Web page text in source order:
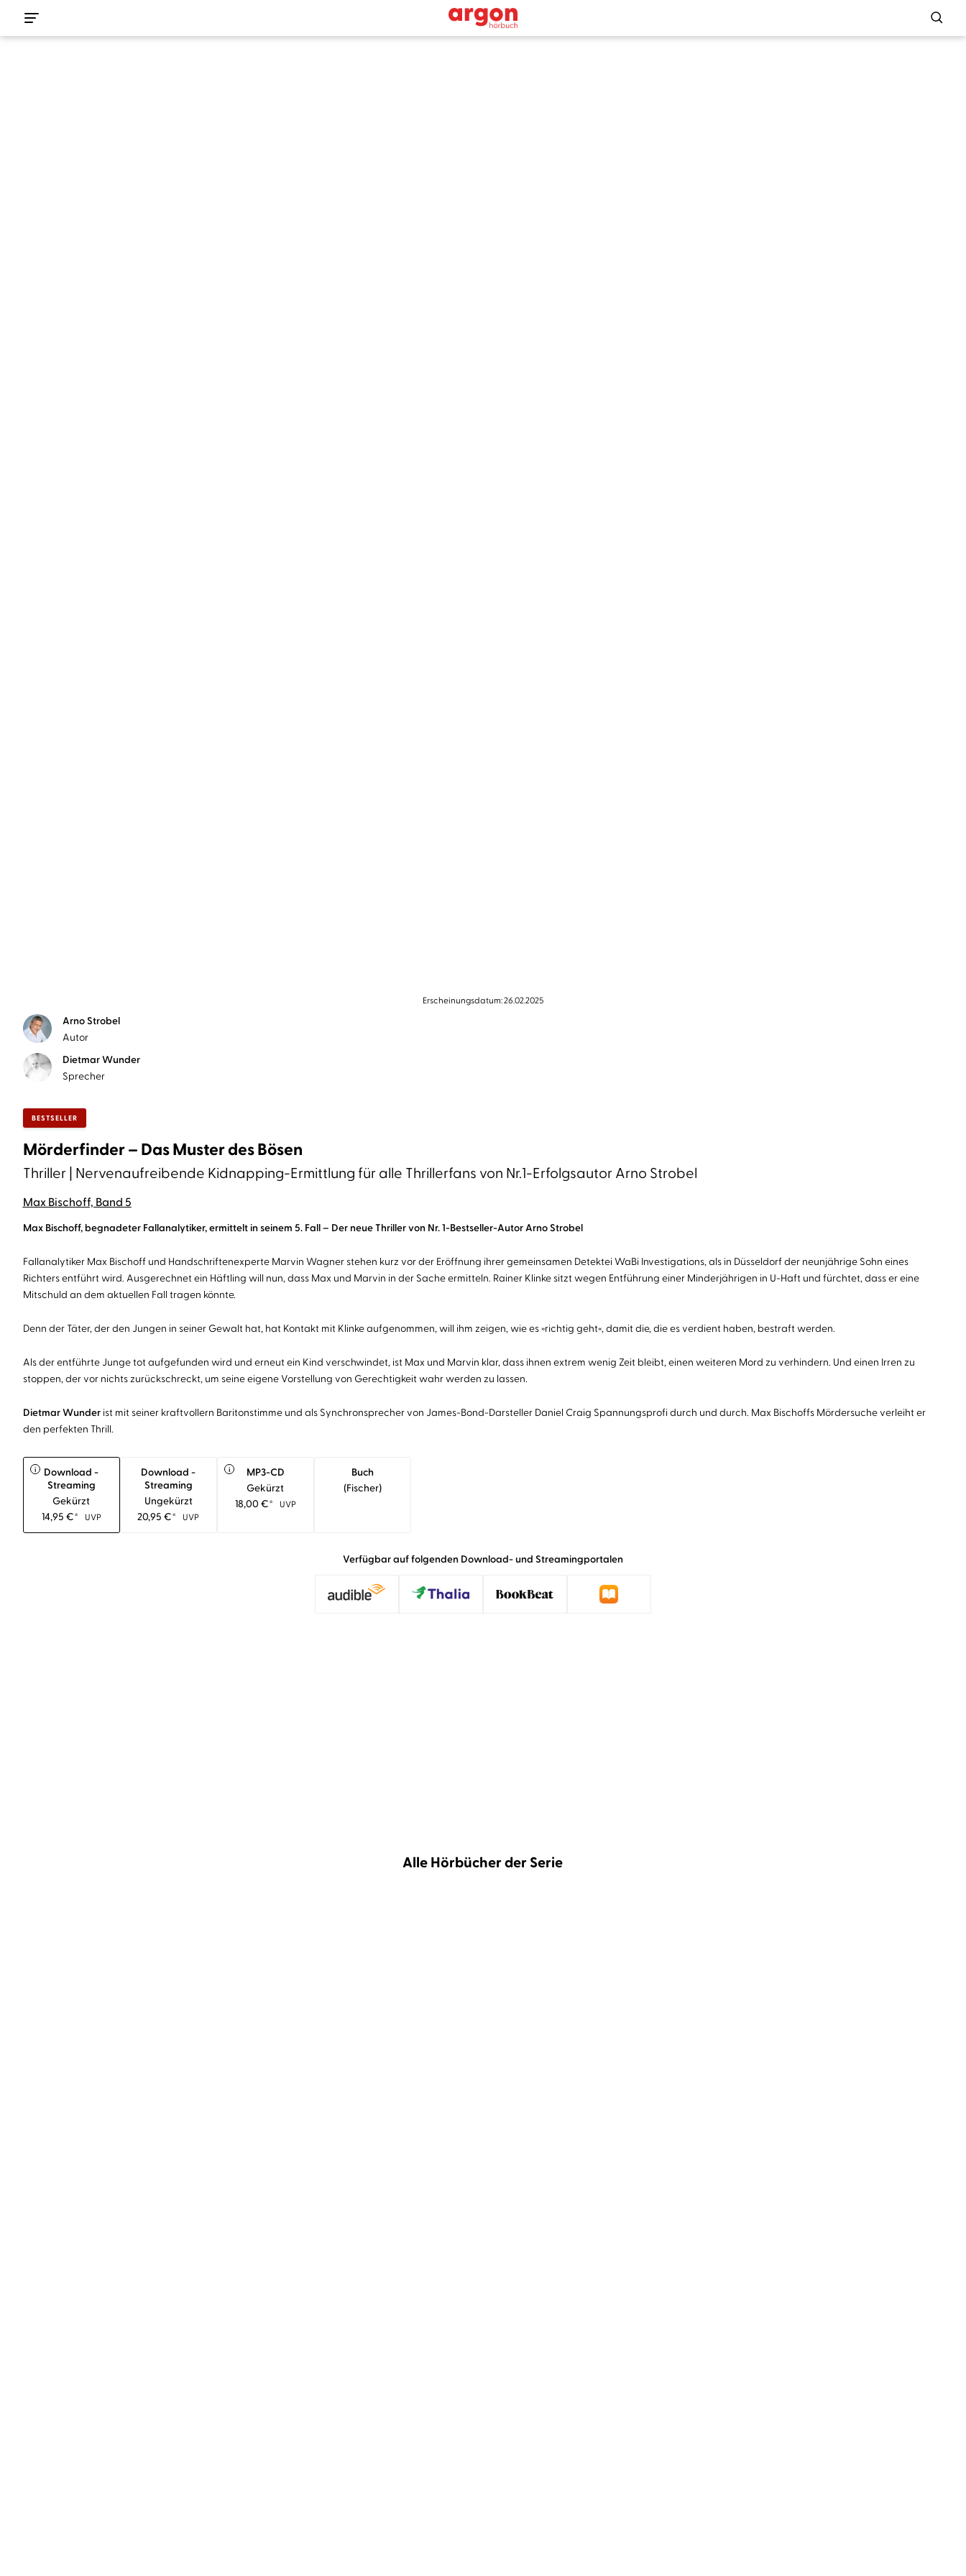
Erscheinungsdatum: 26.02.2025
Arno Strobel
Autor
Dietmar Wunder
Sprecher
BESTSELLER
Mörderfinder – Das Muster des Bösen
Thriller | Nervenaufreibende Kidnapping-Ermittlung für alle Thrillerfans von Nr.1-Erfolgsautor Arno Strobel
Max Bischoff, Band 5
Max Bischoff, begnadeter Fallanalytiker, ermittelt in seinem 5. Fall – Der neue Thriller von Nr. 1-Bestseller-Autor Arno Strobel
Fallanalytiker Max Bischoff und Handschriftenexperte Marvin Wagner stehen kurz vor der Eröffnung ihrer gemeinsamen Detektei WaBi Investigations, als in Düsseldorf der neunjährige Sohn eines
Richters entführt wird. Ausgerechnet ein Häftling will nun, dass Max und Marvin in der Sache ermitteln. Rainer Klinke sitzt wegen Entführung einer Minderjährigen in U-Haft und fürchtet, dass er eine
Mitschuld an dem aktuellen Fall tragen könnte.
Denn der Täter, der den Jungen in seiner Gewalt hat, hat Kontakt mit Klinke aufgenommen, will ihm zeigen, wie es »richtig geht«, damit die, die es verdient haben, bestraft werden.
Als der entführte Junge tot aufgefunden wird und erneut ein Kind verschwindet, ist Max und Marvin klar, dass ihnen extrem wenig Zeit bleibt, einen weiteren Mord zu verhindern. Und einen Irren zu
stoppen, der vor nichts zurückschreckt, um seine eigene Vorstellung von Gerechtigkeit wahr werden zu lassen.
Dietmar Wunderist mit seiner kraftvollern Baritonstimme und als Synchronsprecher von James-Bond-Darsteller Daniel Craig Spannungsprofi durch und durch. Max Bischoffs Mördersuche verleiht er
den perfekten Thrill.
i
Download -
Streaming
Gekürzt
14,95 €* UVP
Download -
Streaming
Ungekürzt
20,95€* UVP
i
MP3-CD
Gekürzt
18,00 €* UVP
Buch
(fischer)
Verfügbar auf folgenden Download- und Streamingportalen
Alle Hörbücher der Serie